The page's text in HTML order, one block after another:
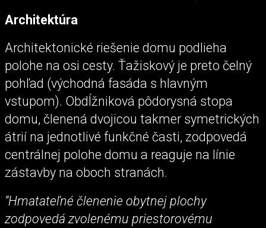
Architektúra
Architektonické riešenie domu podlieha
polohe na osi cesty. Ťažiskový je preto čelný
pohľad (východná fasáda s hlavným
vstupom). Obdĺžniková pôdorysná stopa
domu, členená dvojicou takmer symetrických
átrií na jednotlivé funkčné časti, zodpovedá
centrálnej polohe domu a reaguje na línie
zástavby na oboch stranách.
“Hmatateľné členenie obytnej plochy
zodpovedá zvolenému priestorovému